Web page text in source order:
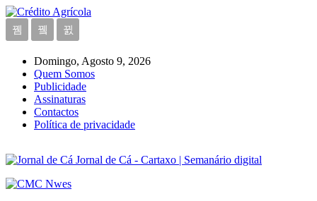
Domingo, Agosto 9, 2026
Quem Somos
Publicidade
Assinaturas
Contactos
Política de privacidade
Jornal de Cá - Cartaxo | Semanário digital